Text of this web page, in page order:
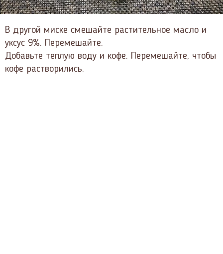
В другой миске смешайте растительное масло и
уксус 9%. Перемешайте.
Добавьте теплую воду и кофе. Перемешайте, чтобы
кофе растворились.